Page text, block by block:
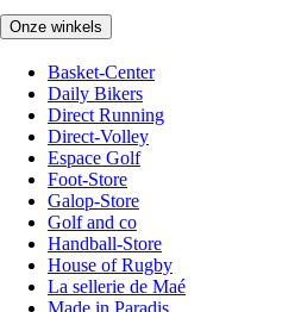
Onze winkels
Basket-Center
Daily Bikers
Direct Running
Direct-Volley
Espace Golf
Foot-Store
Galop-Store
Golf and co
Handball-Store
House of Rugby
La sellerie de Maé